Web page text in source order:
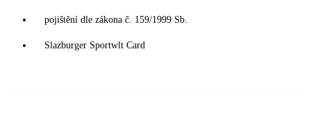
pojištění dle zákona č. 159/1999 Sb.
Slazburger Sportwlt Card